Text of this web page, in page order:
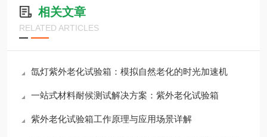
相关文章
RELATED ARTICLES
氙灯紫外老化试验箱：模拟自然老化的时光加速机
一站式材料耐候测试解决方案：紫外老化试验箱
紫外老化试验箱工作原理与应用场景详解